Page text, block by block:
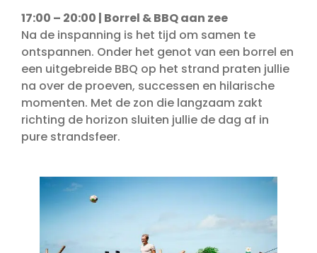
17:00 – 20:00 | Borrel & BBQ aan zee
Na de inspanning is het tijd om samen te
ontspannen. Onder het genot van een borrel en
een uitgebreide BBQ op het strand praten jullie
na over de proeven, successen en hilarische
momenten. Met de zon die langzaam zakt
richting de horizon sluiten jullie de dag af in
pure strandsfeer.